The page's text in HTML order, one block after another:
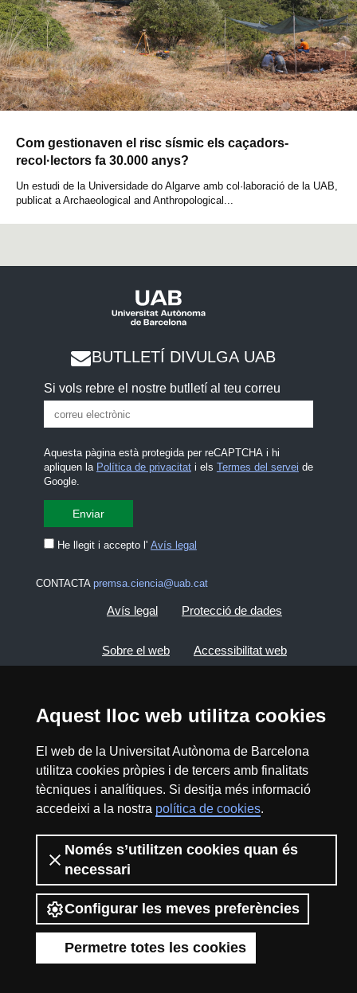
Aquest lloc web utilitza cookies
El web de la Universitat Autònoma de Barcelona
utilitza cookies pròpies i de tercers amb finalitats
tècniques i analítiques. Si desitja més informació
accedeixi a la nostra política de cookies.
Només s’utilitzen cookies quan és
necessari
Configurar les meves preferències
Permetre totes les cookies
Com gestionaven el risc sísmic els caçadors-
recol·lectors fa 30.000 anys?
Un estudi de la Universidade do Algarve amb col·laboració de la UAB,
publicat a Archaeological and Anthropological...
BUTLLETÍ DIVULGA UAB
Si vols rebre el nostre butlletí al teu correu
Aquesta pàgina està protegida per reCAPTCHA i hi
apliquen la Política de privacitati els Termes del servei de
Google.
He llegit i accepto l' Avís legal
CONTACTA premsa.ciencia@uab.cat
Avís legal Protecció de dades
Sobre el web Accessibilitat web
Reconeixement - No Comercial (CC BY NC) -
ISSN: 2014-6388
View low-bandwidth version